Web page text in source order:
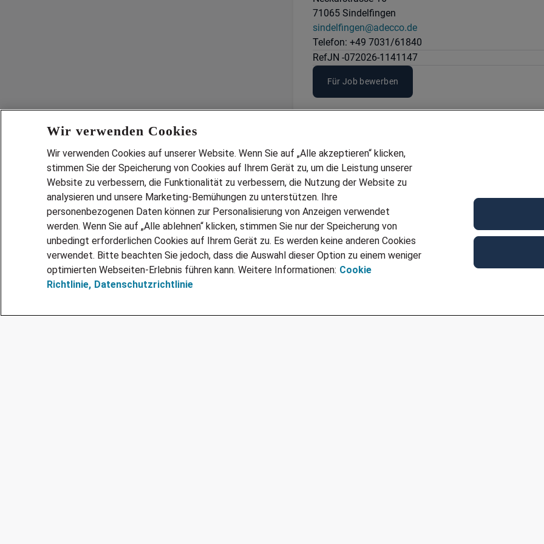
71065 Sindelfingen
sindelfingen@adecco.de
Telefon: +49 7031/61840
RefJN -072026-1141147
Für Job bewerben
Wir verwenden Cookies
Wir verwenden Cookies auf unserer Website. Wenn Sie auf „Alle akzeptieren“ klicken,
stimmen Sie der Speicherung von Cookies auf Ihrem Gerät zu, um die Leistung unserer
Website zu verbessern, die Funktionalität zu verbessern, die Nutzung der Website zu
analysieren und unsere Marketing-Bemühungen zu unterstützen. Ihre
personenbezogenen Daten können zur Personalisierung von Anzeigen verwendet
werden. Wenn Sie auf „Alle ablehnen“ klicken, stimmen Sie nur der Speicherung von
unbedingt erforderlichen Cookies auf Ihrem Gerät zu. Es werden keine anderen Cookies
verwendet. Bitte beachten Sie jedoch, dass die Auswahl dieser Option zu einem weniger
optimierten Webseiten-Erlebnis führen kann. Weitere Informationen: Cookie
Richtlinie, Datenschutzrichtlinie